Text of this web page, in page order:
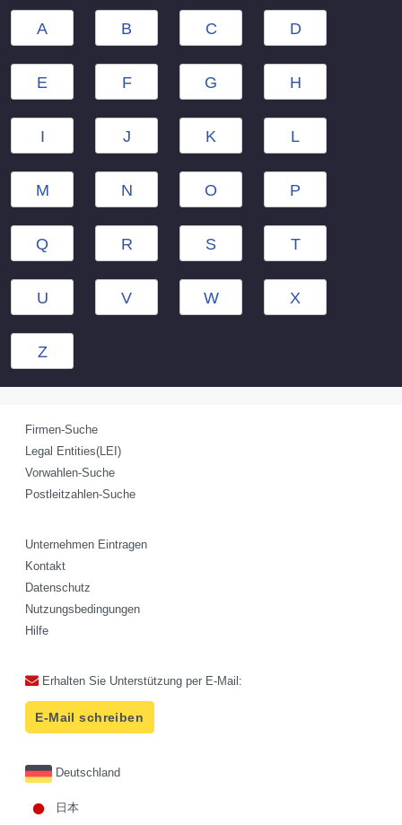
A B C D
E F G H
I J K L
M N O P
Q R S T
U V W X
Z
Firmen-Suche
Legal Entities(LEI)
Vorwahlen-Suche
Postleitzahlen-Suche
Unternehmen Eintragen
Kontakt
Datenschutz
Nutzungsbedingungen
Hilfe
Erhalten Sie Unterstützung per E-Mail:
E-Mail schreiben
Deutschland
日本